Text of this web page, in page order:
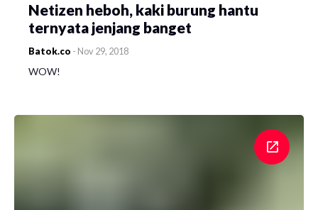
Netizen heboh, kaki burung hantu
ternyata jenjang banget
Batok.co - Nov 29, 2018
WOW!